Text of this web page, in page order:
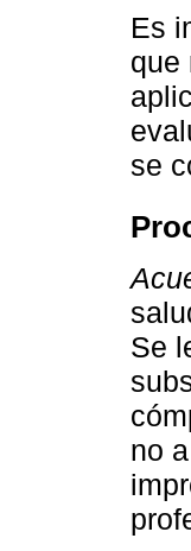
Es
que
se
Se
no